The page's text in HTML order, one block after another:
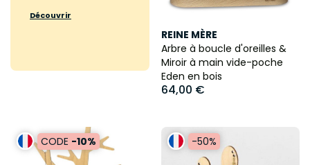
Découvrir
REINE MÈRE
Arbre à boucle d'oreilles &
Miroir à main vide-poche
Eden en bois
64,00 €
CODE -10% -50%